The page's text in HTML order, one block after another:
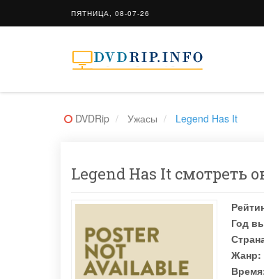
ПЯТНИЦА, 08-07-26
DVDRip Ужасы Legend Has It
Legend Has It смотреть
Год
Жанр: